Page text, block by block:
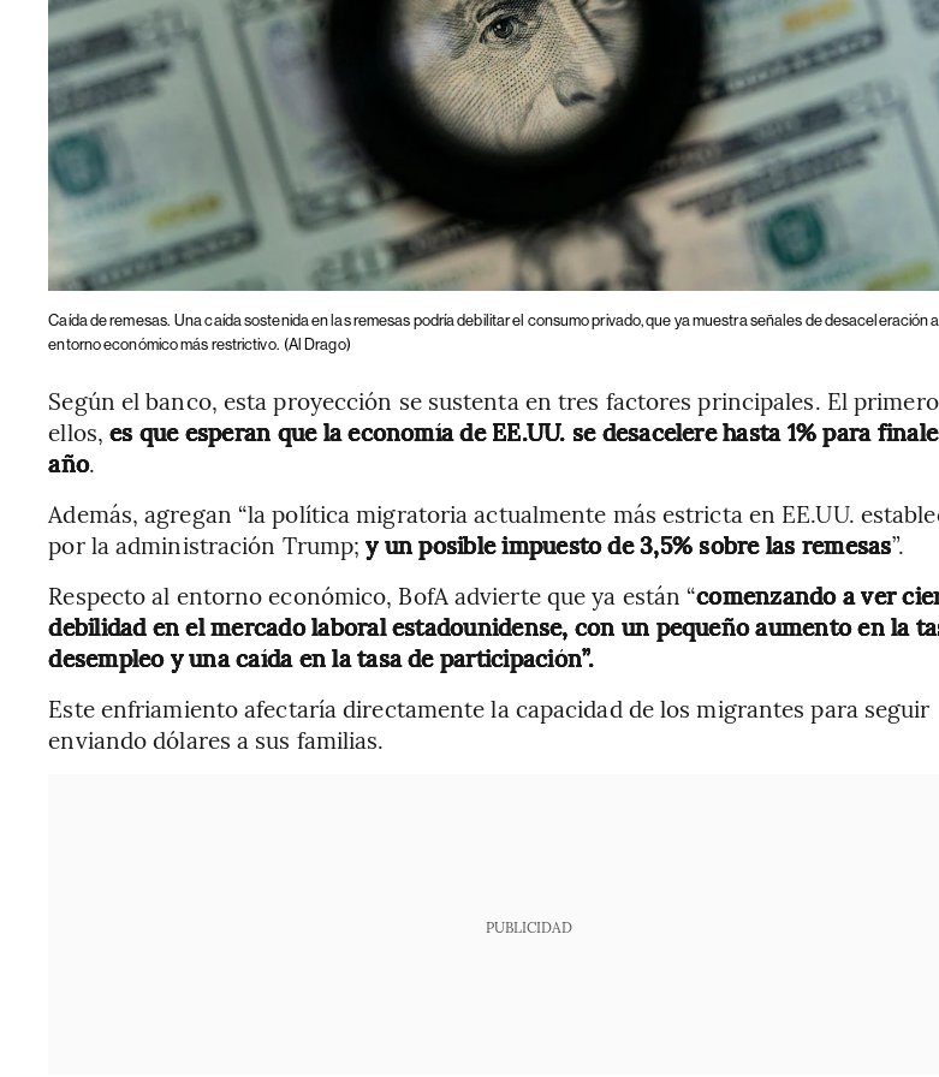
Caída de remesas. Una caída sostenida en las remesas podría debilitar el consumo privado, que ya muestra señales de desaceleración
entorno económico más restrictivo. (Al Drago)
Según el banco, esta proyección se sustenta en tres factores principales. El
ellos,es que esperan que la economía de EE.UU. se desacelere hasta 1% para
año.
Además, agregan “la política migratoria actualmente más estricta en EE.UU.
por la administración Trump;y un posible impuesto de 3,5% sobre las remesas”.
Respecto al entorno económico, BofA advierte que ya están “comenzando a ver
debilidad en el mercado laboral estadounidense, con un pequeño aumento en la
desempleo y una caída en la tasa de participación”.
Este enfriamiento afectaría directamente la capacidad de los migrantes para seguir
enviando dólares a sus familias.
PUBLICIDAD